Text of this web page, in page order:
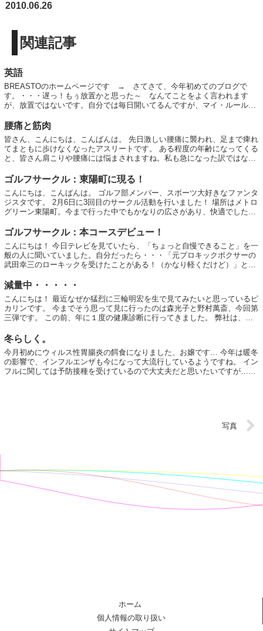
2010.06.26
関連記事
英語
BREASTOのホームページです → さてさて、今年初めてのブログで
す。・・・遅っ！もぅ放置かと思った～ なんてことをよく言われます
が、放置ではないです。自分では毎日開いてるんですが、マイ・ルールも
腰痛と筋肉
皆さん、こんにちは、こんばんは。 先日激しい腰痛に襲われ、足まで痺れ
てまともに歩けなくなったアスリートです。 ある程度の年齢になってくる
と、皆さん肩こりや腰痛には悩まされますね。私も急になった訳ではな
ゴルフサークル：東陽町に現る！
こんにちは、こんばんは。 ゴルフ部メンバー、スポーツ大好きなファンタ
ジスタです。 2月6日に3回目のサークル活動を行いました！ 場所はメトロ
グリーン東陽町。今まで行った中でもかなりの広さがあり、快適でした。
ゴルフサークル：本コースデビュー！
こんにちは！ 今日テレビを見ていたら、「ちょっと自慢できること」を一
般の人に聞いていました。自分だったら・・・「元プロキックボクサーの
武田幸三のローキックを受けたことがある！（かなり軽くだけど）」と答
減量中・・・・・
こんにちは！ 最近なぜか猛烈に三輪明宏を生で見てみたいと思っているピ
カリンです。 今までそう思って見に行ったのは森光子と野村萬斎、今回第
三弾です。 この前、年に１度の健康診断に行ってきました。 弊社は、総
冬らしく。
今月初めにウィルス性胃腸炎の餌食になりました、お嬢です… 今年は暖冬
の影響で、インフルエンザも今になって大流行しているようですね。 イン
フルに関しては予防接種を受けているので大丈夫だと思いたいですが…皆
写真
ホーム
個人情報の取り扱い